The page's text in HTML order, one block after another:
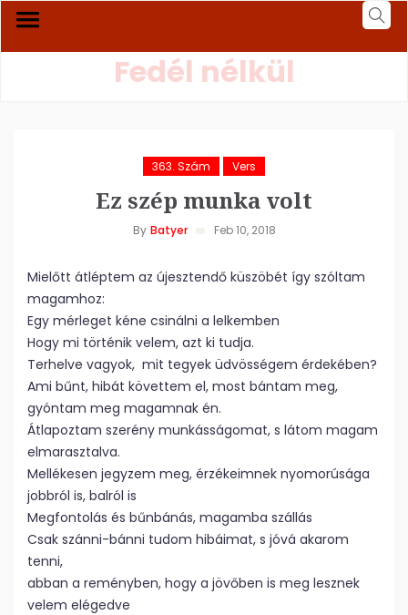
Fedél nélkül
363. Szám Vers
Ez szép munka volt
By Batyer Feb 10, 2018
Mielőtt átléptem az újesztendő küszöbét így szóltam
magamhoz:
Egy mérleget kéne csinálni a lelkemben
Hogy mi történik velem, azt ki tudja.
Terhelve vagyok, mit tegyek üdvösségem érdekében?
Ami bűnt, hibát követtem el, most bántam meg,
gyóntam meg magamnak én.
Átlapoztam szerény munkásságomat, s látom magam
elmarasztalva.
Mellékesen jegyzem meg, érzékeimnek nyomorúsága
jobbról is, balról is
Megfontolás és bűnbánás, magamba szállás
Csak szánni-bánni tudom hibáimat, s jóvá akarom
tenni,
abban a reményben, hogy a jövőben is meg lesznek
velem elégedve